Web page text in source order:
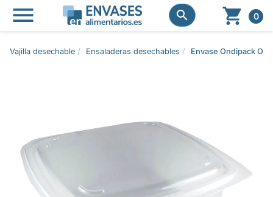
 
  0
Vajilla desechable Ensaladeras desechables Envase Ondipack